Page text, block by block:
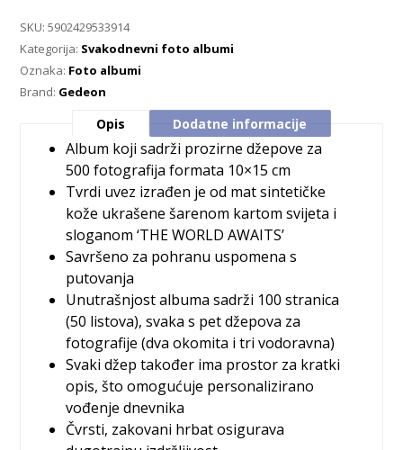
SKU:5902429533914
Kategorija: Svakodnevni foto albumi
Oznaka: Foto albumi
Brand: Gedeon
Opis Dodatne informacije
Album koji sadrži prozirne džepove za
500 fotografija formata 10×15 cm
Tvrdi uvez izrađen je od mat sintetičke
kože ukrašene šarenom kartom svijeta i
sloganom ‘THE WORLD AWAITS’
Savršeno za pohranu uspomena s
putovanja
Unutrašnjost albuma sadrži 100 stranica
(50 listova), svaka s pet džepova za
fotografije (dva okomita i tri vodoravna)
Svaki džep također ima prostor za kratki
opis, što omogućuje personalizirano
vođenje dnevnika
Čvrsti, zakovani hrbat osigurava